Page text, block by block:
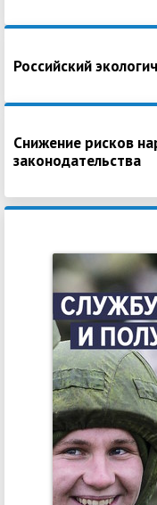
Российский
Снижение рисков
законодательства